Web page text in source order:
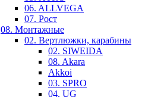
06. ALLVEGA
07. Рост
08. Монтажные
02. Вертлюжки, карабины
02. SIWEIDA
08. Akara
Akkoi
03. SPRO
04. UG